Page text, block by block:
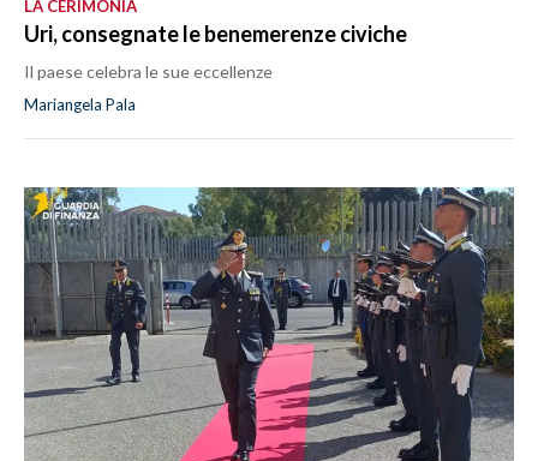
LA CERIMONIA
Uri, consegnate le benemerenze civiche
Il paese celebra le sue eccellenze
Mariangela Pala